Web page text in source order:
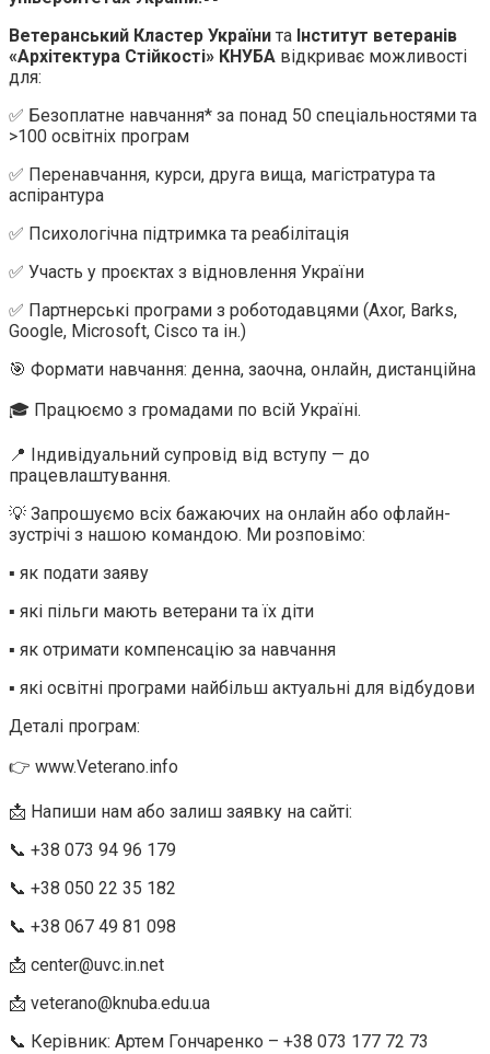
Ветеранський Кластер України та Інститут ветеранів
«Архітектура Стійкості» КНУБА відкриває можливості
для:
✅ Безоплатне навчання* за понад 50 спеціальностями та
>100 освітніх програм
✅ Перенавчання, курси, друга вища, магістратура та
аспірантура
✅ Психологічна підтримка та реабілітація
✅ Участь у проєктах з відновлення України
✅ Партнерські програми з роботодавцями (Axor, Barks,
Google, Microsoft, Cisco та ін.)
🎯 Формати навчання: денна, заочна, онлайн, дистанційна
🎓 Працюємо з громадами по всій Україні.
📍 Індивідуальний супровід від вступу — до
працевлаштування.
💡 Запрошуємо всіх бажаючих на онлайн або офлайн-
зустрічі з нашою командою. Ми розповімо:
▪ як подати заяву
▪ які пільги мають ветерани та їх діти
▪ як отримати компенсацію за навчання
▪ які освітні програми найбільш актуальні для відбудови
Деталі програм:
👉 www.Veterano.info
📩 Напиши нам або залиш заявку на сайті:
📞 +38 073 94 96 179
📞 +38 050 22 35 182
📞 +38 067 49 81 098
📩 center@uvc.in.net
📩 veterano@knuba.edu.ua
📞 Керівник: Артем Гончаренко – +38 073 177 72 73